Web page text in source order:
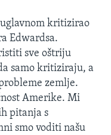
kritizirao
Edwardsa.
sve oštriju
samo kritiziraju, a
zemlje.
Amerike. Mi
pitanja s
smo voditi našu